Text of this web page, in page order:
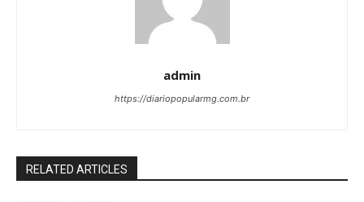
admin
https://diariopopularmg.com.br
RELATED ARTICLES